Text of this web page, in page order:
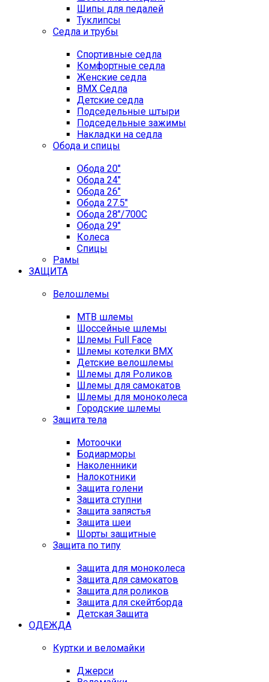
Шипы для педалей
Туклипсы
Седла и трубы
Спортивные седла
Комфортные седла
Женские седла
BMX Седла
Детские седла
Подседельные штыри
Подседельные зажимы
Накладки на седла
Обода и спицы
Обода 20"
Обода 24"
Обода 26"
Обода 27.5"
Обода 28"/700C
Обода 29"
Колеса
Спицы
Рамы
ЗАЩИТА
Велошлемы
MTB шлемы
Шоссейные шлемы
Шлемы Full Face
Шлемы котелки BMX
Детские велошлемы
Шлемы для Роликов
Шлемы для самокатов
Шлемы для моноколеса
Городские шлемы
Защита тела
Мотоочки
Бодиарморы
Наколенники
Налокотники
Защита голени
Защита ступни
Защита запястья
Защита шеи
Шорты защитные
Защита по типу
Защита для моноколеса
Защита для самокатов
Защита для роликов
Защита для скейтборда
Детская Защита
ОДЕЖДА
Куртки и веломайки
Джерси